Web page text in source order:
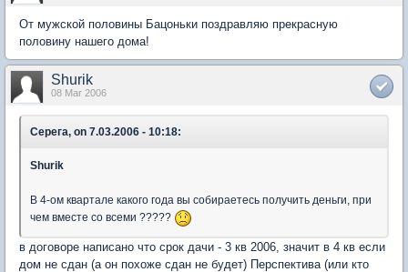
От мужской половины Бацоньки поздравляю прекрасную
половину нашего дома!
Shurik
08 Mar 2006
Серега, on 7.03.2006 - 10:18:
Shurik
В 4-ом квартале какого года вы собираетесь получить деньги, при
чем вместе со всеми ?????
в договоре написано что срок дачи - 3 кв 2006, значит в 4 кв если
дом не сдан (а он похоже сдан не будет) Перспектива (или кто